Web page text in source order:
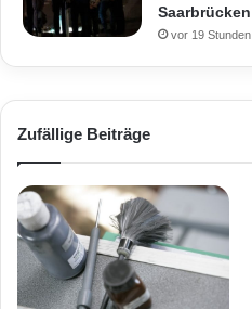
Saarbrücken
vor 19 Stunden
Zufällige Beiträge